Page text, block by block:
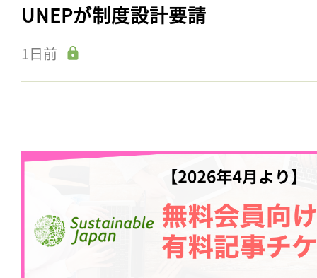
UNEPが制度設計要請
1日前